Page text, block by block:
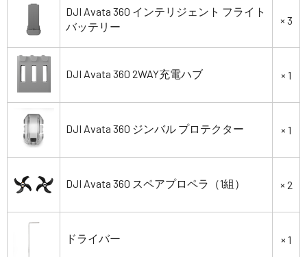
DJI Avata 360 インテリジェント フライト
バッテリー
× 3
DJI Avata 360 2WAY充電ハブ × 1
DJI Avata 360 ジンバル プロテクター × 1
DJI Avata 360 スペアプロペラ（1組） × 2
ドライバー × 1